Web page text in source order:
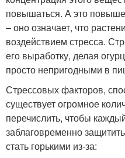
повышаться. А это
– оно означает, что
воздействием стресса.
его выработку, делая
просто непригодными в
Стрессовых факторов,
существует огромное
перечислить, чтобы
заблаговременно
стать горькими из-за: